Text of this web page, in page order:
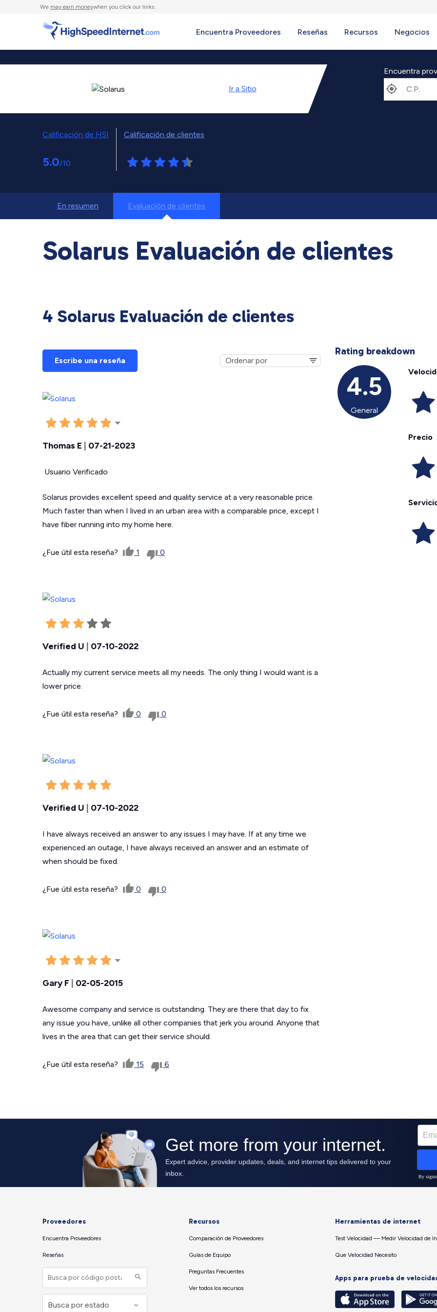
We may earn moneywhen you click our links.
Encuentra Proveedores Reseñas Recursos Negocios
Ir a Sitio
Calificación de HSI
5.0/10
Calificación de clientes
Encuentra
En resumen Evaluación de clientes
Solarus Evaluación de clientes
4 Solarus Evaluación de clientes
Rating breakdown
4.5
General
Precio
Escribe una reseña
Thomas E 07-21-2023
Usuario Verificado
Solarus provides excellent speed and quality service at a very reasonable price.
Much faster than when I lived in an urban area with a comparable price, except I
have fiber running into my home here.
¿Fue útil esta reseña? 1 0
Verified U 07-10-2022
Actually my current service meets all my needs. The only thing I would want is a
lower price.
¿Fue útil esta reseña? 0 0
Verified U 07-10-2022
I have always received an answer to any issues I may have. If at any time we
experienced an outage, I have always received an answer and an estimate of
when should be fixed.
¿Fue útil esta reseña? 0 0
Gary F 02-05-2015
Awesome company and service is outstanding. They are there that day to fix
any issue you have, unlike all other companies that jerk you around. Anyone that
lives in the area that can get their service should.
¿Fue útil esta reseña? 15 6
Proveedores
Encuentra Proveedores
Reseñas
Recursos
Comparación de Proveedores
Guías de Equipo
Preguntas Frecuentes
Ver todos los recursos
Herramientas de internet
Test Velocidad — Medir Velocidad de
Que Velocidad Necesito
Apps para prueba de